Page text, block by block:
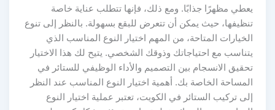
يعطي مظهرًا جذابًا. ومع ذلك، فإنها تتطلب عناية خاصة
تنظيفها، حيث يمكن أن تتعرض للبقع بسهولة. بالنظر إلى تنوع
الخيارات المتاحة، من المهم اختيار النوع المناسب الذي
يتناسب مع احتياجاتك وذوقك الشخصي. يتيح لك هذا الاختيار
تحقيق الانسجام بين التصميم والأداء الوظيفي للستائر في
المساحة الخاصة بك. أهمية اختيار النوع المناسب عند النظر
إلى تركيب الستائر في الكويت، تعتبر عملية اختيار النوع